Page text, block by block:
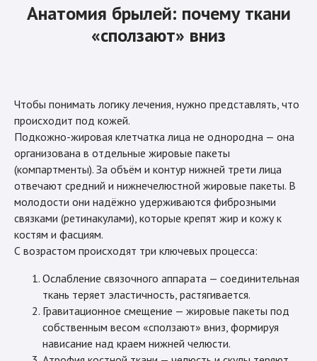
Анатомия брылей: почему ткани
«сползают» вниз
Чтобы понимать логику лечения, нужно представлять, что
происходит под кожей.
Подкожно-жировая клетчатка лица не однородна — она
организована в отдельные жировые пакеты
(компартменты). За объём и контур нижней трети лица
отвечают средний и нижнечелюстной жировые пакеты. В
молодости они надёжно удерживаются фиброзными
связками (ретинакулами), которые крепят жир и кожу к
костям и фасциям.
С возрастом происходят три ключевых процесса:
Ослабление связочного аппарата — соединительная
ткань теряет эластичность, растягивается.
Гравитационное смещение — жировые пакеты под
собственным весом «сползают» вниз, формируя
нависание над краем нижней челюсти.